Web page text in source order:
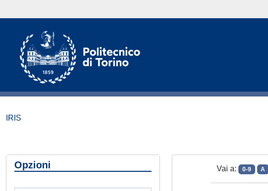
IRIS
Opzioni Vai a: 0-9 A